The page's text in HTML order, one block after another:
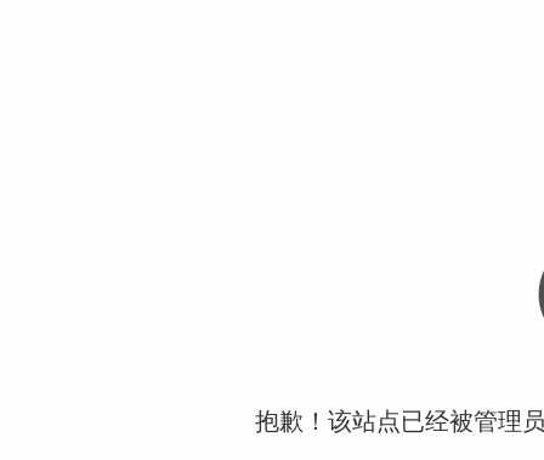
抱歉！该站点已经被管理